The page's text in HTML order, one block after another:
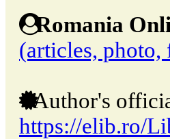
Romania
(articles, photo,
Author's
https://elib.ro/